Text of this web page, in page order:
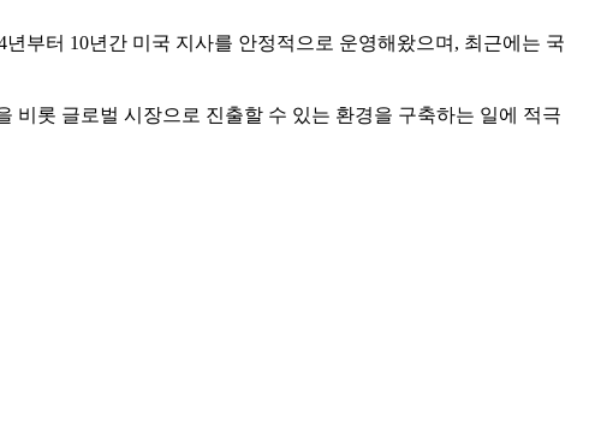
년부터 10년간 미국 지사를 안정적으로 운영해왔으며 , 최근에는 국
비롯 글로벌 시장으로 진출할 수 있는 환경을 구축하는 일에 적극